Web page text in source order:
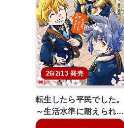
26/2/13 発売
転生したら平民でした。
～生活水準に耐えられ…